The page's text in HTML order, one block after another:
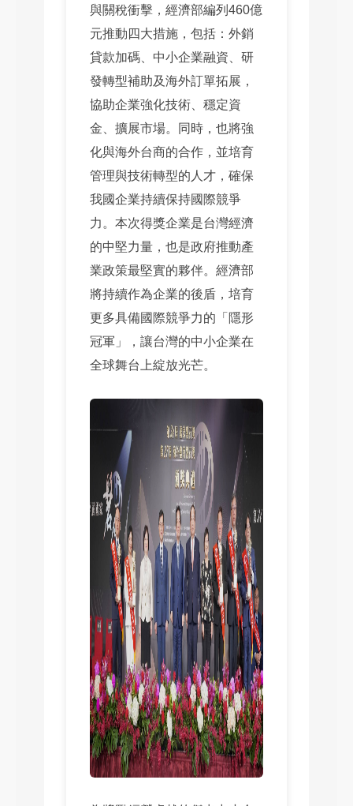
與關稅衝擊，經濟部編列460億
元推動四大措施，包括：外銷
貸款加碼、中小企業融資、研
發轉型補助及海外訂單拓展，
協助企業強化技術、穩定資
金、擴展市場。同時，也將強
化與海外台商的合作，並培育
管理與技術轉型的人才，確保
我國企業持續保持國際競爭
力。本次得獎企業是台灣經濟
的中堅力量，也是政府推動產
業政策最堅實的夥伴。經濟部
將持續作為企業的後盾，培育
更多具備國際競爭力的「隱形
冠軍」，讓台灣的中小企業在
全球舞台上綻放光芒。